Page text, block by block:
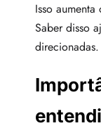
Isso
Saber disso
direcionadas.